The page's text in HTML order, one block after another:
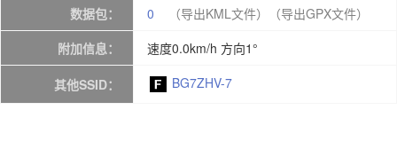
数据包：
0 （导出KML文件）
（导出GPX文件）
附加信息：
速度0.0km/h 方向1°
其他SSID： BG7ZHV-7